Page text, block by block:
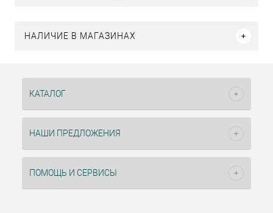
НАЛИЧИЕ В МАГАЗИНАХ
КАТАЛОГ
НАШИ ПРЕДЛОЖЕНИЯ
ПОМОЩЬ И СЕРВИСЫ